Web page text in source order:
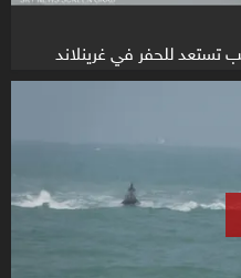
تستعد للحفر في غرينلاند